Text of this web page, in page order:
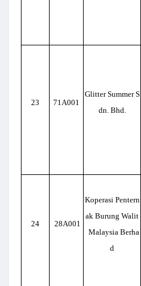
23 71A001
Glitter Summer S
dn. Bhd.
24 28A001
Koperasi Pentern
ak Burung Walit
Malaysia Berha
d